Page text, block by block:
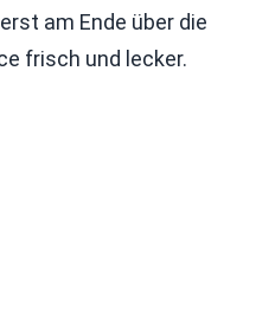
am Ende über die
frisch und lecker.